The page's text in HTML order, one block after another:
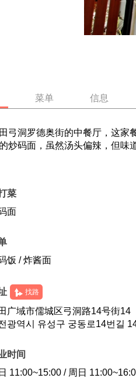
菜单 信息
弓洞罗德奥街的中餐厅，这家
炒码面，虽然汤头偏辣，但味
菜
面
饭 / 炸酱面
找路
广域市儒城区弓洞路14号街14
광역시 유성구 궁동로14번길
时间
11:00~15:00 / 周日